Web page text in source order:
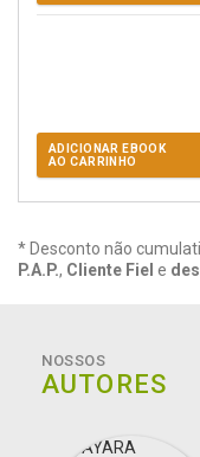
ADICIONAR EBOOK
AO CARRINHO
* Desconto não
P.A.P., Cliente Fiel e
NOSSOS
AUTORES